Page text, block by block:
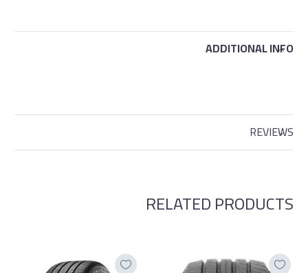
ADDITIONAL INFO
REVIEWS
RELATED PRODUCTS